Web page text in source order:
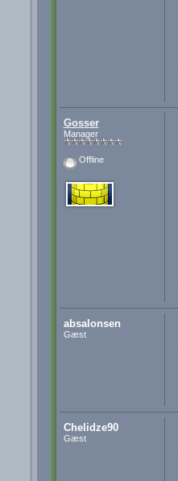
Gosser
Manager
Offline
absalonsen
Gæst
Chelidze90
Gæst